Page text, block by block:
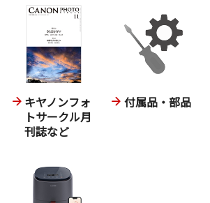
キヤノンフォ
トサークル月
刊誌など
付属品・部品